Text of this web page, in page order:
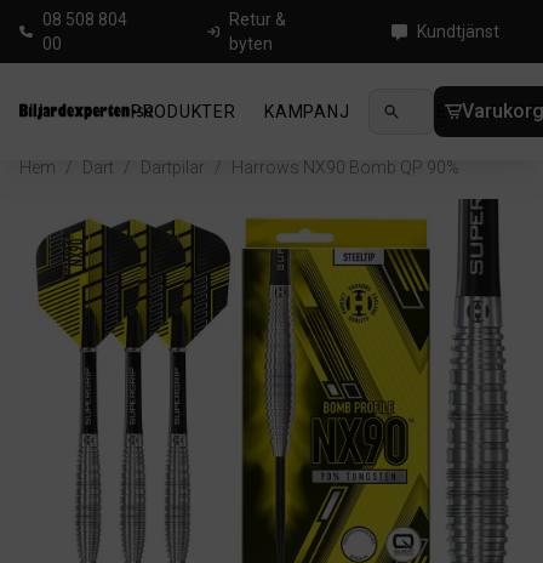
08 508 804
00
Retur &
byten
Kundtjänst
PRODUKTER KAMPANJ NYHETER
Hem / Dart / Dartpilar / Harrows NX90 Bomb QP 90%